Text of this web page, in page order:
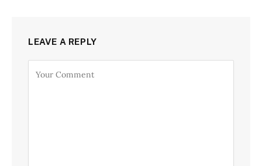
LEAVE A REPLY